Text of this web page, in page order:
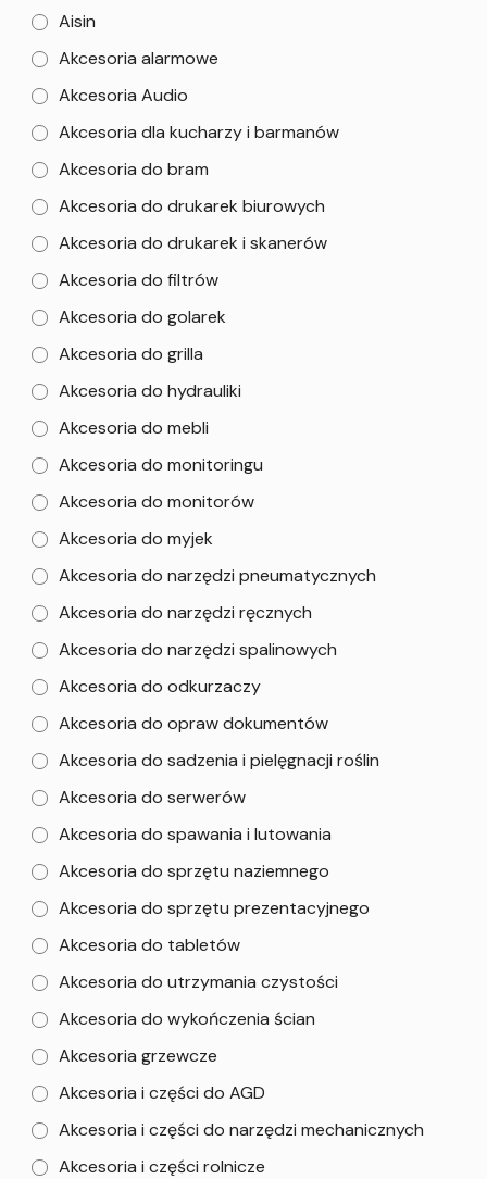
Aisin
Akcesoria alarmowe
Akcesoria Audio
Akcesoria dla kucharzy i barmanów
Akcesoria do bram
Akcesoria do drukarek biurowych
Akcesoria do drukarek i skanerów
Akcesoria do filtrów
Akcesoria do golarek
Akcesoria do grilla
Akcesoria do hydrauliki
Akcesoria do mebli
Akcesoria do monitoringu
Akcesoria do monitorów
Akcesoria do myjek
Akcesoria do narzędzi pneumatycznych
Akcesoria do narzędzi ręcznych
Akcesoria do narzędzi spalinowych
Akcesoria do odkurzaczy
Akcesoria do opraw dokumentów
Akcesoria do sadzenia i pielęgnacji roślin
Akcesoria do serwerów
Akcesoria do spawania i lutowania
Akcesoria do sprzętu naziemnego
Akcesoria do sprzętu prezentacyjnego
Akcesoria do tabletów
Akcesoria do utrzymania czystości
Akcesoria do wykończenia ścian
Akcesoria grzewcze
Akcesoria i części do AGD
Akcesoria i części do narzędzi mechanicznych
Akcesoria i części rolnicze